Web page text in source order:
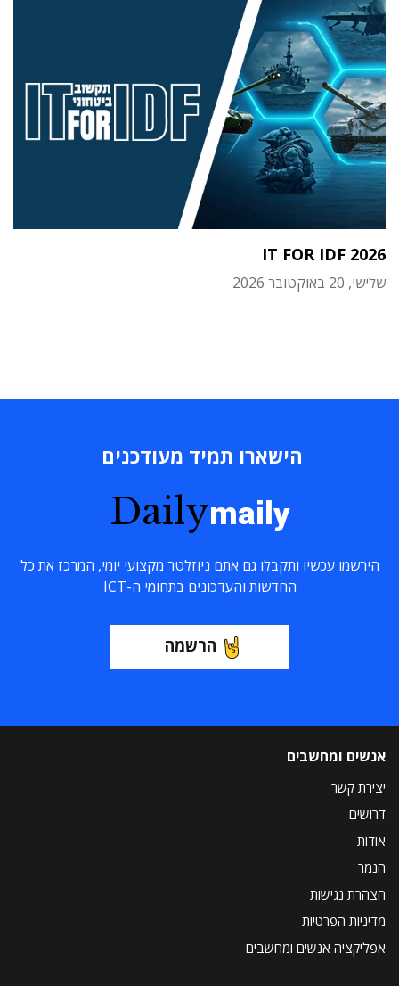
IT FOR IDF 2026
שלישי, 20 באוקטובר 2026
הישארו תמיד מעודכנים
Dailymaily
הירשמו עכשיו ותקבלו גם אתם ניוזלטר מקצועי יומי, המרכז את כל
החדשות והעדכונים בתחומי ה-ICT
הרשמה
אנשים ומחשבים
יצירת קשר
דרושים
אודות
הנמר
הצהרת נגישות
מדיניות הפרטיות
אפליקציה אנשים ומחשבים